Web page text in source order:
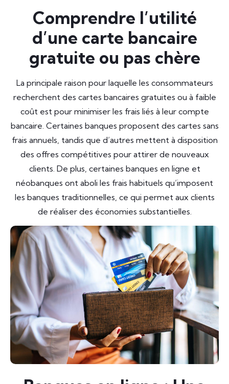
Comprendre l’utilité
d’une carte bancaire
gratuite ou pas chère
La principale raison pour laquelle les consommateurs
recherchent des cartes bancaires gratuites ou à faible
coût est pour minimiser les frais liés à leur compte
bancaire. Certaines banques proposent des cartes sans
frais annuels, tandis que d’autres mettent à disposition
des offres compétitives pour attirer de nouveaux
clients. De plus, certaines banques en ligne et
néobanques ont aboli les frais habituels qu’imposent
les banques traditionnelles, ce qui permet aux clients
de réaliser des économies substantielles.